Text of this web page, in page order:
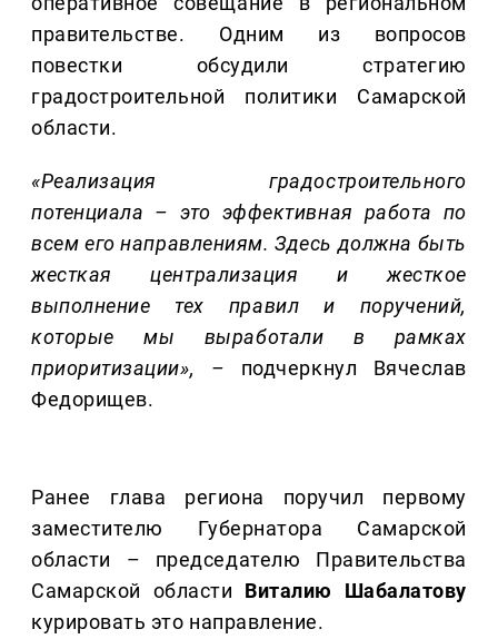
правительстве. Одним из вопросов
повестки обсудили стратегию
градостроительной политики Самарской
области.
«Реализация градостроительного
потенциала – это эффективная работа по
всем его направлениям. Здесь должна быть
жесткая централизация и жесткое
выполнение тех правил и поручений,
которые мы выработали в рамках
приоритизации», – подчеркнул Вячеслав
Федорищев.
Ранее глава региона поручил первому
заместителю Губернатора Самарской
области – председателю Правительства
Самарской области Виталию Шабалатову
курировать это направление.